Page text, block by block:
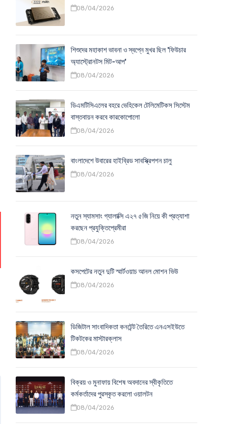
08/04/2026
শিশুদের মহাকাশ ভাবনা ও স্বপ্নে মুখর ছিল 'ফিউচার
অ্যাস্ট্রোনটস মিট-আপ'
08/04/2026
ডিএমটিসিএলের বহরে ভেহিকেল টেলিমেটিকস সিস্টেম
বাস্তবায়ন করবে কারকোপোলো
08/04/2026
বাংলাদেশে উবারের হাইব্রিড সাবস্ক্রিপশন চালু
08/04/2026
নতুন স্যামসাং গ্যালাক্সি এ২৭ ৫জি নিয়ে কী প্রত্যাশা
করছেন প্রযুক্তিপ্রেমীরা
08/04/2026
কসপেটের নতুন দুটি স্মার্টওয়াচ আনল মোশন ভিউ
08/04/2026
ডিজিটাল সাংবাদিকতা কনটেন্ট তৈরিতে এনএসইউতে
টিকটকের মাস্টারক্লাস
08/04/2026
বিক্রয় ও মুনাফায় বিশেষ অবদানের স্বীকৃতিতে
কর্মকর্তাদের পুরস্কৃত করলো ওয়ালটন
08/04/2026